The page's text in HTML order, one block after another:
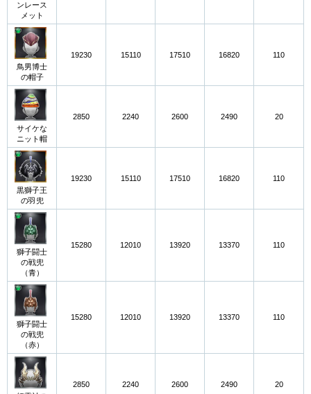
ンレース
メット
鳥男博士
の帽子
19230 15110 17510 16820 110
サイケな
ニット帽
2850 2240 2600 2490 20
黒獅子王
の羽兜
19230 15110 17510 16820 110
獅子闘士
の戦兜
（青）
15280 12010 13920 13370 110
獅子闘士
の戦兜
（赤）
15280 12010 13920 13370 110
2850 2240 2600 2490 20